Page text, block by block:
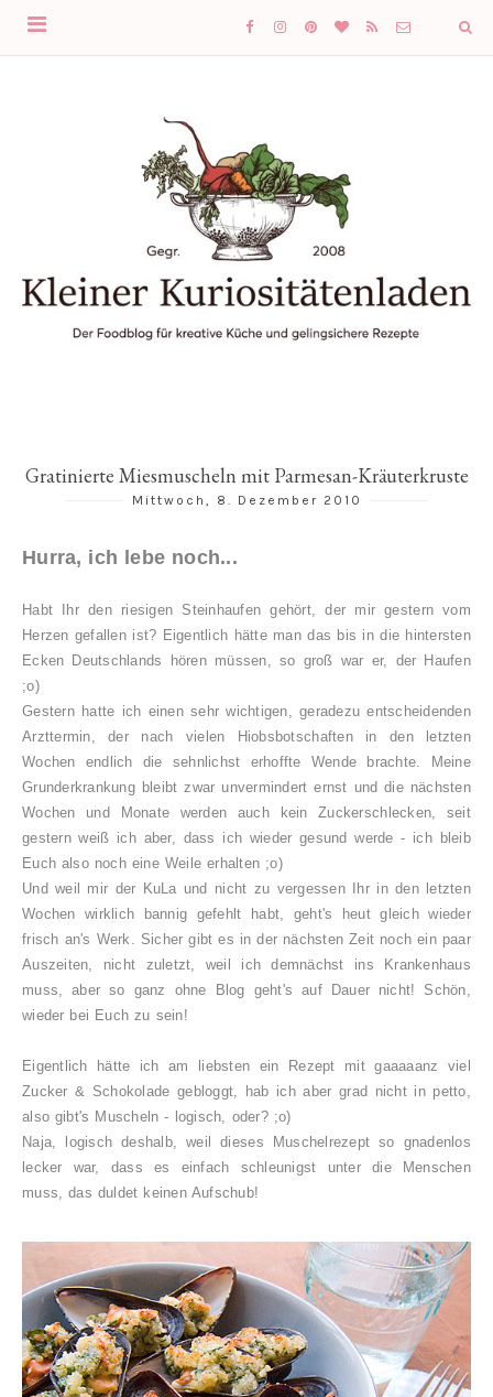
Gratinierte Miesmuscheln mit Parmesan-Kräuterkruste
Mittwoch, 8. Dezember 2010
Hurra, ich lebe noch...
Habt Ihr den riesigen Steinhaufen gehört, der mir gestern vom
Herzen gefallen ist? Eigentlich hätte man das bis in die hintersten
Ecken Deutschlands hören müssen, so groß war er, der Haufen
;o)
Gestern hatte ich einen sehr wichtigen, geradezu entscheidenden
Arzttermin, der nach vielen Hiobsbotschaften in den letzten
Wochen endlich die sehnlichst erhoffte Wende brachte. Meine
Grunderkrankung bleibt zwar unvermindert ernst und die nächsten
Wochen und Monate werden auch kein Zuckerschlecken, seit
gestern weiß ich aber, dass ich wieder gesund werde - ich bleib
Euch also noch eine Weile erhalten ;o)
Und weil mir der KuLa und nicht zu vergessen Ihr in den letzten
Wochen wirklich bannig gefehlt habt, geht's heut gleich wieder
frisch an's Werk. Sicher gibt es in der nächsten Zeit noch ein paar
Auszeiten, nicht zuletzt, weil ich demnächst ins Krankenhaus
muss, aber so ganz ohne Blog geht's auf Dauer nicht! Schön,
wieder bei Euch zu sein!
Eigentlich hätte ich am liebsten ein Rezept mit gaaaaanz viel
Zucker & Schokolade gebloggt, hab ich aber grad nicht in petto,
also gibt's Muscheln - logisch, oder? ;o)
Naja, logisch deshalb, weil dieses Muschelrezept so gnadenlos
lecker war, dass es einfach schleunigst unter die Menschen
muss, das duldet keinen Aufschub!